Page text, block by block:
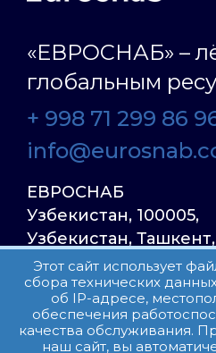
«ЕВРОСНАБ» –
глобальным
+ 998 71 299 86
ЕВРОСНАБ
Узбекистан, 100005,
Узбекистан, Ташкент,
Улица Фаргона Йули
23, дом 31
Все права защищены.
Этот сайт использует
сбора технических
об IP-адресе,
обеспечения
качества обслуживания.
наш сайт, вы